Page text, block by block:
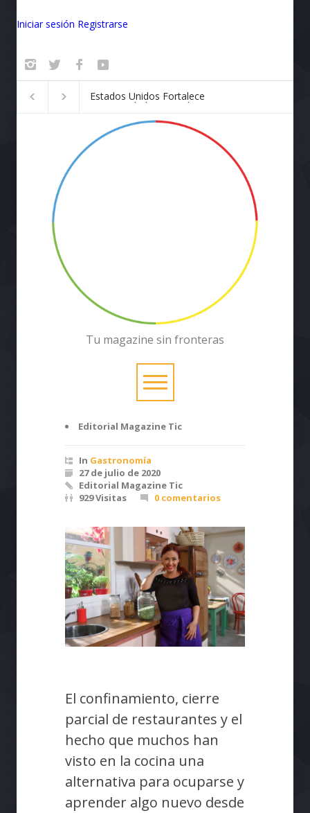
Iniciar sesión Registrarse
Badalona se convierte en el
epicentro de la innovación
Tu magazine sin fronteras
Editorial Magazine Tic
In Gastronomía
27 de julio de 2020
Editorial Magazine Tic
929 Visitas
0 comentarios
El confinamiento, cierre
parcial de restaurantes y el
hecho que muchos han
visto en la cocina una
alternativa para ocuparse y
aprender algo nuevo desde